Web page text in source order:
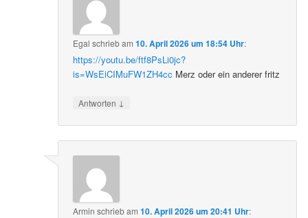
Egal schriebam10. April 2026 um 18:54 Uhr:
https://youtu.be/ftf8PsLi0jc?
is=WsEiCIMuFW1ZH4cc Merz oder ein anderer fritz
Antworten ↓
Armin schriebam10. April 2026 um 20:41 Uhr: